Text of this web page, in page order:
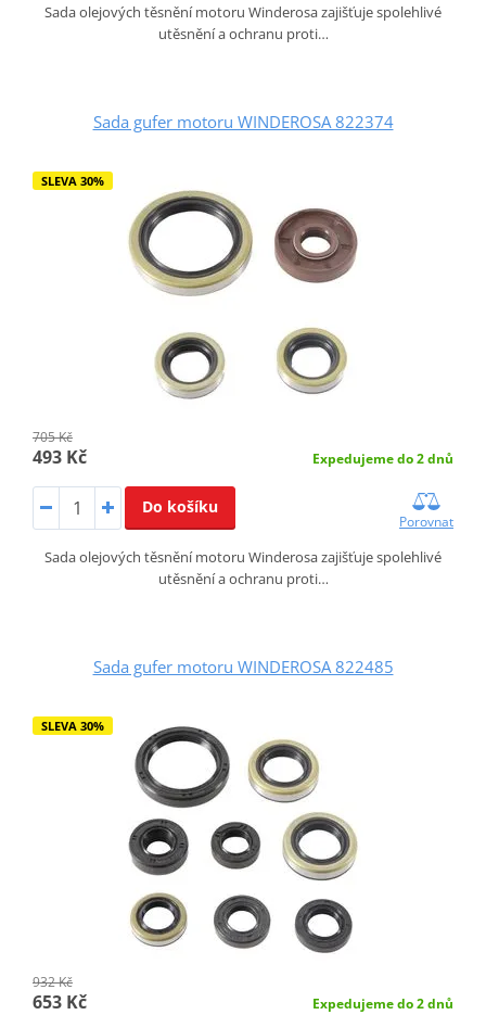
Sada olejových těsnění motoru Winderosa zajišťuje spolehlivé
utěsnění a ochranu proti…
Sada gufer motoru WINDEROSA 822374
SLEVA 30%
705 Kč
493 Kč Expedujeme do 2 dnů
Do košíku
Porovnat
Sada olejových těsnění motoru Winderosa zajišťuje spolehlivé
utěsnění a ochranu proti…
Sada gufer motoru WINDEROSA 822485
SLEVA 30%
932 Kč
653 Kč Expedujeme do 2 dnů